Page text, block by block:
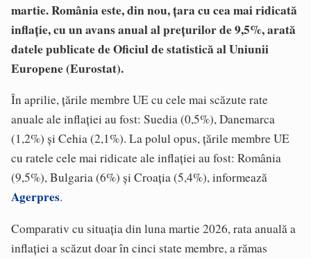
martie. România este, din nou, ţara cu cea mai ridicată
inflaţie, cu un avans anual al preţurilor de 9,5%, arată
datele publicate de Oficiul de statistică al Uniunii
Europene (Eurostat).
În aprilie, ţările membre UE cu cele mai scăzute rate
anuale ale inflaţiei au fost: Suedia (0,5%), Danemarca
(1,2%) şi Cehia (2,1%). La polul opus, ţările membre UE
cu ratele cele mai ridicate ale inflaţiei au fost: România
(9,5%), Bulgaria (6%) şi Croaţia (5,4%), informează
Agerpres.
Comparativ cu situaţia din luna martie 2026, rata anuală a
inflaţiei a scăzut doar în cinci state membre, a rămas